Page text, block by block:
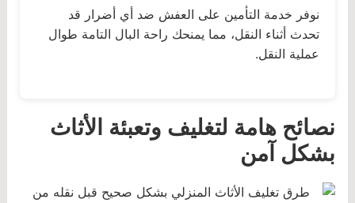
نوفر خدمة التأمين على العفش ضد أي أضرار قد
تحدث أثناء النقل، مما يمنحك راحة البال التامة طوال
عملية النقل.
نصائح هامة لتغليف وتعبئة الأثاث
بشكل آمن